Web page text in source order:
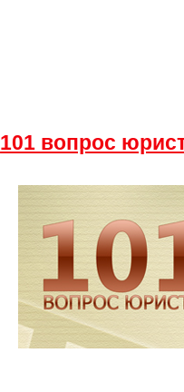
101 вопрос